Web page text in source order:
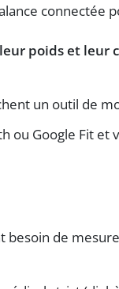
connectée
poids et leur
un outil de
ou Google Fit et
besoin de